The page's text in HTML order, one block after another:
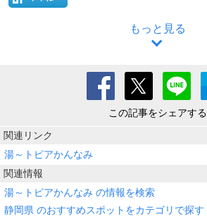
もっと見る
この記事をシェアする
関連リンク
湯～トピアかんなみ
関連情報
湯～トピアかんなみ の情報を検索
静岡県 のおすすめスポットをカテゴリで探す